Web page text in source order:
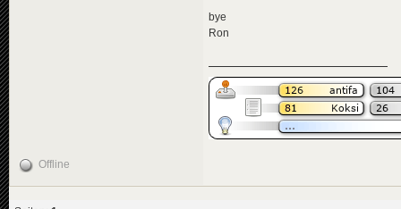
bye
Ron
Offline